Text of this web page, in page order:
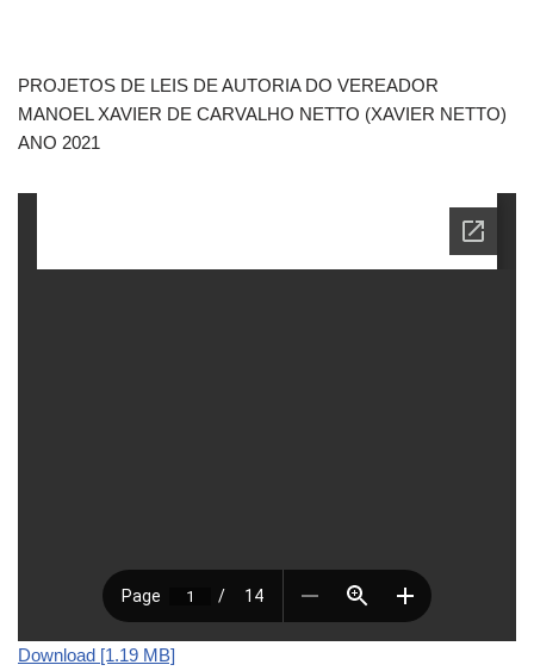
PROJETOS DE LEIS DE AUTORIA DO VEREADOR
MANOEL XAVIER DE CARVALHO NETTO (XAVIER NETTO)
ANO 2021
Download [1.19 MB]